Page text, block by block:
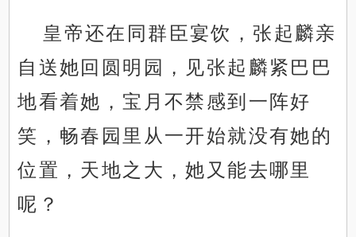
皇帝还在同群臣宴饮，张起麟亲
自送她回圆明园，见张起麟紧巴巴
地看着她，宝月不禁感到一阵好
笑，畅春园里从一开始就没有她的
位置，天地之大，她又能去哪里
呢？